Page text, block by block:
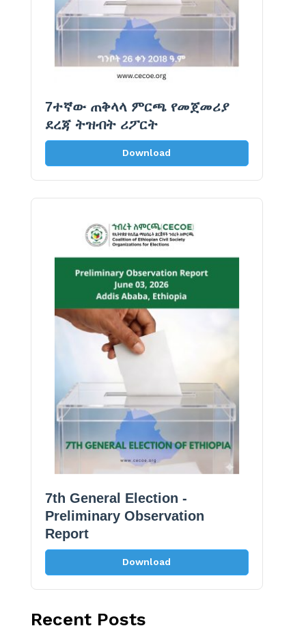
7ተኛው ጠቅላላ ምርጫ የመጀመሪያ
ደረጃ ትዝብት ሪፖርት
Download
7th General Election -
Preliminary Observation
Report
Download
Recent Posts